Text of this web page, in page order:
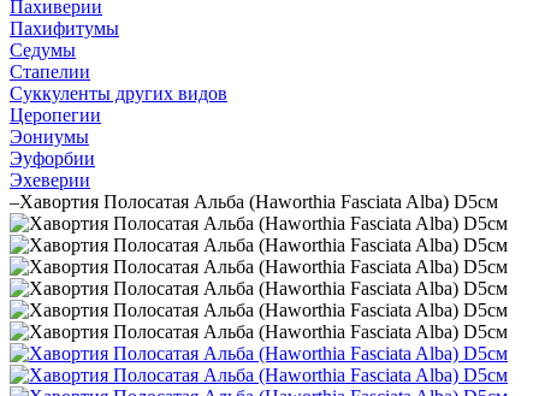
Пахиверии
Пахифитумы
Седумы
Стапелии
Суккуленты других видов
Церопегии
Эониумы
Эуфорбии
Эхеверии
–Хавортия Полосатая Альба (Haworthia Fasciata Alba) D5см